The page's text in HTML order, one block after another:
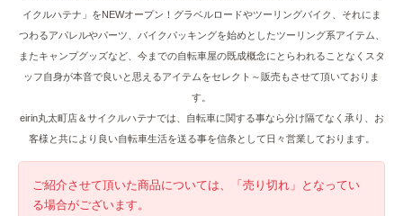
イクルハテナ」をNEWオープン！グラベルロードやツーリングバイク、それにま
つわるアパレルやパーツ、バイクパッキングを始めとしたツーリング系アイテム、
またキャンプグッズなど、今までの自転車屋の既成概念にとらわれることなくスタ
ッフ自身が本音で良いと思えるアイテムをセレクト～販売もさせて頂いておりま
す。
eirin丸太町店＆サイクルハテナでは、自転車に関する事なら分け隔てなく承り、お
客様と共により良い自転車生活を送る事を信条として日々営業しております。
ご紹介させて頂いた商品については、「売り切れ」となってい
る場合がございます。